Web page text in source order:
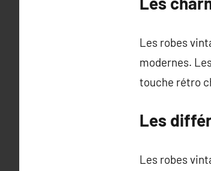
Les robes
modernes.
touche rétro
Les
Les robes